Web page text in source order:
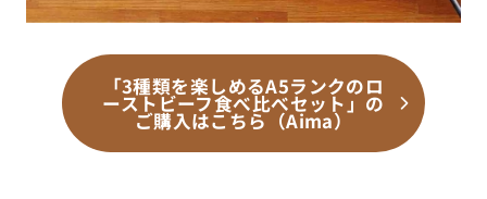
「3種類を楽しめるA5ランクのロ
ーストビーフ食べ比べセット」の
ご購入はこちら（Aima）